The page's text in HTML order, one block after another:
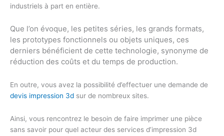
industriels à part en entière.
Que l’on évoque, les petites séries, les grands formats,
les prototypes fonctionnels ou objets uniques, ces
derniers bénéficient de cette technologie, synonyme de
réduction des coûts et du temps de production.
En outre, vous avez la possibilité d’effectuer une demande de
devis impression 3d sur de nombreux sites.
Ainsi, vous rencontrez le besoin de faire imprimer une pièce
sans savoir pour quel acteur des services d’impression 3d